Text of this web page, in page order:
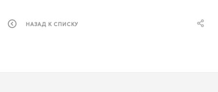
НАЗАД К СПИСКУ